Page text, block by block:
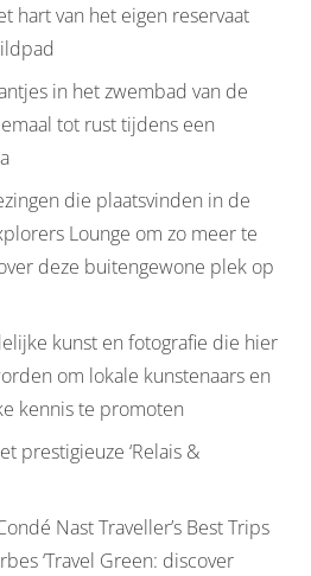
hart van het eigen reservaat
in het zwembad van de
tot rust tijdens een
die plaatsvinden in de
Lounge om zo meer te
deze buitengewone plek op
kunst en fotografie die hier
om lokale kunstenaars en
kennis te promoten
prestigieuze ‘Relais &
Nast Traveller’s Best Trips
‘Travel Green: discover